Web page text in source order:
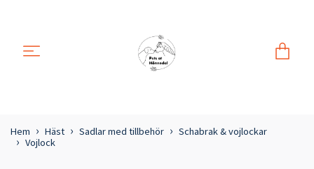
Hem Häst Sadlar med tillbehör
Schabrak & vojlockar
Vojlock